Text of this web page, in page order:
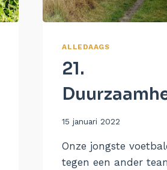
ALLEDAAGS
21.
Door
15 januari 2022
Onze jongste
tegen een ander